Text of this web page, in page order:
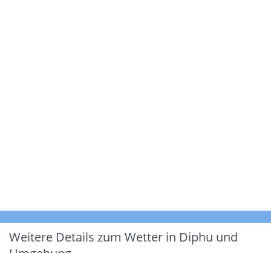
Weitere Details zum Wetter in Diphu und